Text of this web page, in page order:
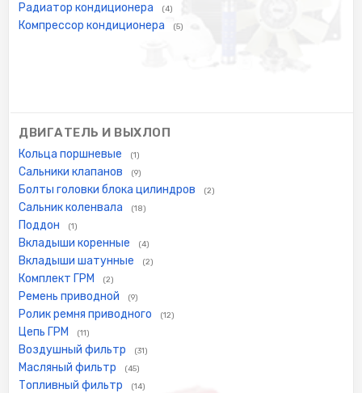
Радиатор кондиционера (4)
Компрессор кондиционера (5)
ДВИГАТЕЛЬ И ВЫХЛОП
Кольца поршневые (1)
Сальники клапанов (9)
Болты головки блока цилиндров (2)
Сальник коленвала (18)
Поддон (1)
Вкладыши коренные (4)
Вкладыши шатунные (2)
Комплект ГРМ (2)
Ремень приводной (9)
Ролик ремня приводного (12)
Цепь ГРМ (11)
Воздушный фильтр (31)
Масляный фильтр (45)
Топливный фильтр (14)